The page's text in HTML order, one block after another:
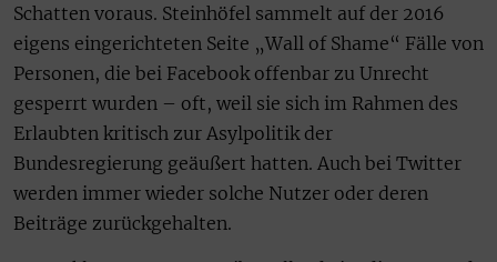
Schatten voraus. Steinhöfel sammelt auf der 2016
eigens eingerichteten Seite „Wall of Shame“ Fälle von
Personen, die bei Facebook offenbar zu Unrecht
gesperrt wurden – oft, weil sie sich im Rahmen des
Erlaubten kritisch zur Asylpolitik der
Bundesregierung geäußert hatten. Auch bei Twitter
werden immer wieder solche Nutzer oder deren
Beiträge zurückgehalten.